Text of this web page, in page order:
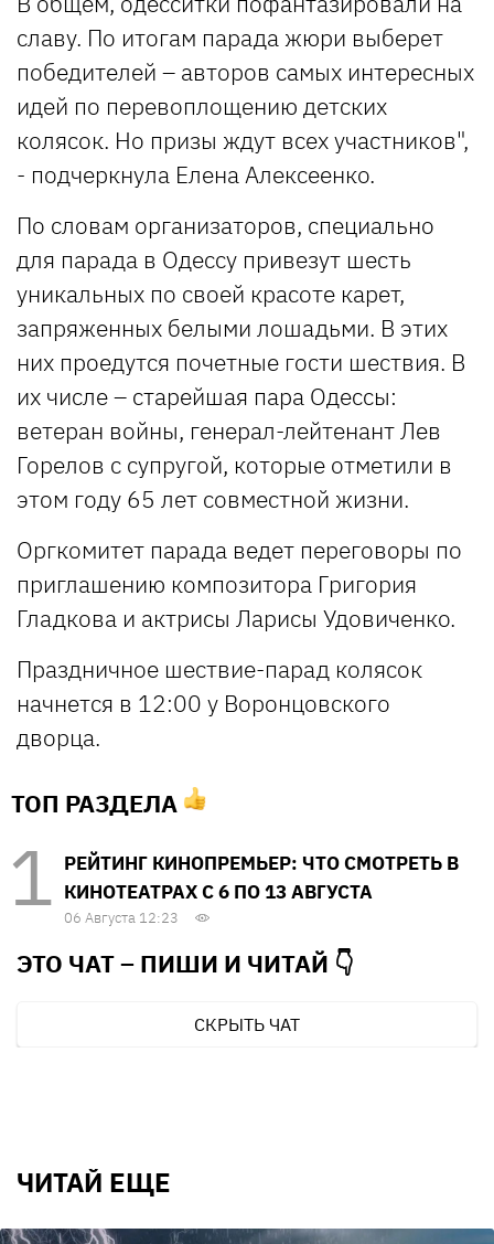
славу. По итогам парада жюри выберет
победителей – авторов самых интересных
идей по перевоплощению детских
колясок. Но призы ждут всех участников",
- подчеркнула Елена Алексеенко.
По словам организаторов, специально
для парада в Одессу привезут шесть
уникальных по своей красоте карет,
запряженных белыми лошадьми. В этих
них проедутся почетные гости шествия. В
их числе – старейшая пара Одессы:
ветеран войны, генерал-лейтенант Лев
Горелов с супругой, которые отметили в
этом году 65 лет совместной жизни.
Оргкомитет парада ведет переговоры по
приглашению композитора Григория
Гладкова и актрисы Ларисы Удовиченко.
Праздничное шествие-парад колясок
начнется в 12:00 у Воронцовского
дворца.
ТОП РАЗДЕЛА
РЕЙТИНГ КИНОПРЕМЬЕР: ЧТО СМОТРЕТЬ В
КИНОТЕАТРАХ С 6 ПО 13 АВГУСТА
06 Августа 12:23
ЭТО ЧАТ – ПИШИ И ЧИТАЙ 👇
СКРЫТЬ ЧАТ
ЧИТАЙ ЕЩЕ